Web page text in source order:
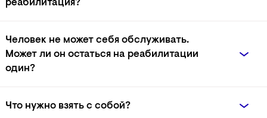
реабилитация?
Человек не может себя обслуживать.
Может ли он остаться на реабилитации
один?
Что нужно взять с собой?